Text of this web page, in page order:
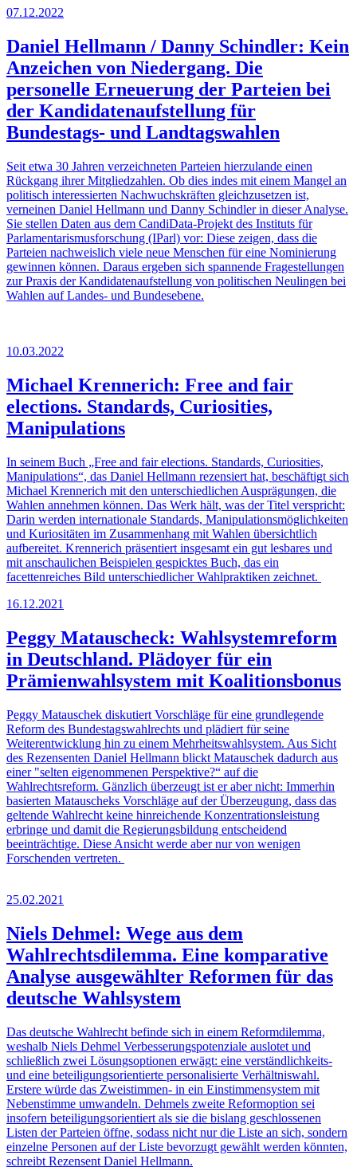
07.12.2022
Daniel Hellmann / Danny Schindler: Kein
Anzeichen von Niedergang. Die
personelle Erneuerung der Parteien bei
der Kandidatenaufstellung für
Bundestags- und Landtagswahlen
Seit etwa 30 Jahren verzeichneten Parteien hierzulande einen
Rückgang ihrer Mitgliedzahlen. Ob dies indes mit einem Mangel an
politisch interessierten Nachwuchskräften gleichzusetzen ist,
verneinen Daniel Hellmann und Danny Schindler in dieser Analyse.
Sie stellen Daten aus dem CandiData-Projekt des Instituts für
Parlamentarismusforschung (IParl) vor: Diese zeigen, dass die
Parteien nachweislich viele neue Menschen für eine Nominierung
gewinnen können. Daraus ergeben sich spannende Fragestellungen
zur Praxis der Kandidatenaufstellung von politischen Neulingen bei
Wahlen auf Landes- und Bundesebene.
10.03.2022
Michael Krennerich: Free and fair
elections. Standards, Curiosities,
Manipulations
In seinem Buch „Free and fair elections. Standards, Curiosities,
Manipulations“, das Daniel Hellmann rezensiert hat, beschäftigt sich
Michael Krennerich mit den unterschiedlichen Ausprägungen, die
Wahlen annehmen können. Das Werk hält, was der Titel verspricht:
Darin werden internationale Standards, Manipulationsmöglichkeiten
und Kuriositäten im Zusammenhang mit Wahlen übersichtlich
aufbereitet. Krennerich präsentiert insgesamt ein gut lesbares und
mit anschaulichen Beispielen gespicktes Buch, das ein
facettenreiches Bild unterschiedlicher Wahlpraktiken zeichnet.
16.12.2021
Peggy Matauscheck: Wahlsystemreform
in Deutschland. Plädoyer für ein
Prämienwahlsystem mit Koalitionsbonus
Peggy Matauschek diskutiert Vorschläge für eine grundlegende
Reform des Bundestagswahlrechts und plädiert für seine
Weiterentwicklung hin zu einem Mehrheitswahlsystem. Aus Sicht
des Rezensenten Daniel Hellmann blickt Matauschek dadurch aus
einer "selten eigenommenen Perspektive?“ auf die
Wahlrechtsreform. Gänzlich überzeugt ist er aber nicht: Immerhin
basierten Matauscheks Vorschläge auf der Überzeugung, dass das
geltende Wahlrecht keine hinreichende Konzentrationsleistung
erbringe und damit die Regierungsbildung entscheidend
beeinträchtige. Diese Ansicht werde aber nur von wenigen
Forschenden vertreten.
25.02.2021
Niels Dehmel: Wege aus dem
Wahlrechtsdilemma. Eine komparative
Analyse ausgewählter Reformen für das
deutsche Wahlsystem
Das deutsche Wahlrecht befinde sich in einem Reformdilemma,
weshalb Niels Dehmel Verbesserungspotenziale auslotet und
schließlich zwei Lösungsoptionen erwägt: eine verständlichkeits-
und eine beteiligungsorientierte personalisierte Verhältniswahl.
Erstere würde das Zweistimmen- in ein Einstimmensystem mit
Nebenstimme umwandeln. Dehmels zweite Reformoption sei
insofern beteiligungsorientiert als sie die bislang geschlossenen
Listen der Parteien öffne, sodass nicht nur die Liste an sich, sondern
einzelne Personen auf der Liste bevorzugt gewählt werden könnten,
schreibt Rezensent Daniel Hellmann.